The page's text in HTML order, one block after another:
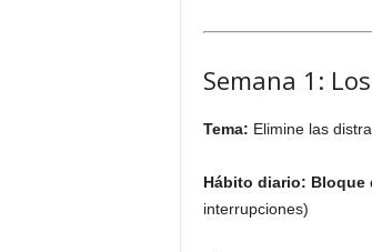
Semana 1:
Tema: Elimine las
Hábito diario: Bloque
interrupciones)